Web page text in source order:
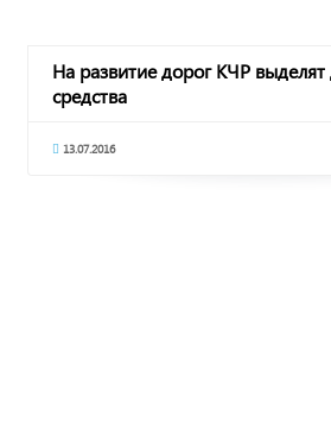
На развитие дорог КЧР
средства
13.07.2016